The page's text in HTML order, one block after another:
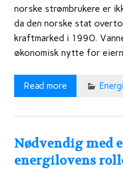
norske strømbrukere er
da den norske stat
kraftmarked i 1990.
økonomisk nytte for
Read more
Nødvendig med
energilovens